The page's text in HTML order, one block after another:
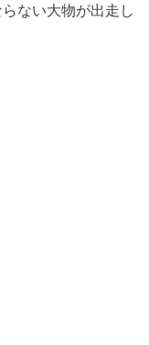
ない大物が出走し